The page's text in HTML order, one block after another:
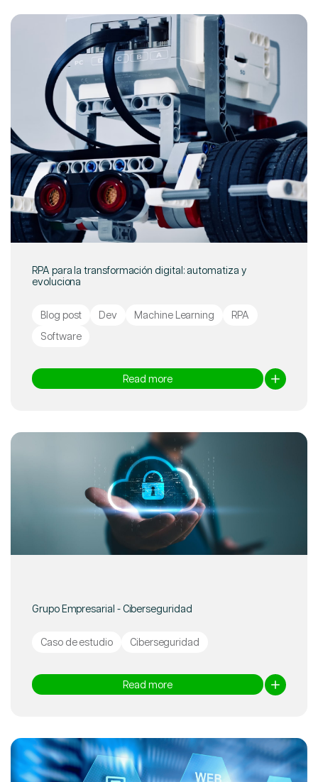
RPA para la transformación digital: automatiza y
evoluciona
Blog post Dev Machine Learning
RPA
Software
Read more
Grupo Empresarial - Ciberseguridad
Caso de estudio Ciberseguridad
Read more